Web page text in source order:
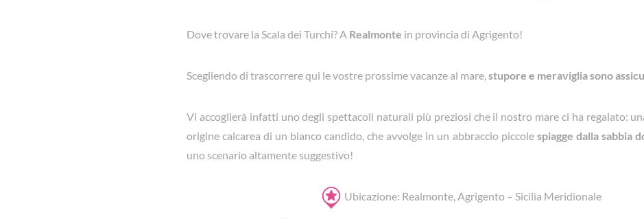
Dove trovare la Scala dei Turchi? A Realmonte in provincia di Agrigento!
Scegliendo di trascorrere qui le vostre prossime vacanze al mare,stupore e meraviglia sono
Vi accoglierà infatti uno degli spettacoli naturali più preziosi che il nostro mare ci ha regalato:
origine calcarea di un bianco candido, che avvolge in un abbraccio piccole spiagge dalla sabbia
uno scenario altamente suggestivo!
Ubicazione: Realmonte, Agrigento – Sicilia Meridionale